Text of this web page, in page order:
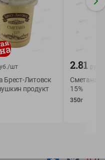
+375 44 560-
Время работы
09.00 до 17.00,
shop@green-
Пишите нам свои
предложения и
Корпоративный
шт
Брест-Литовск
продукт
2.81 руб./
Сметана
15%
350г